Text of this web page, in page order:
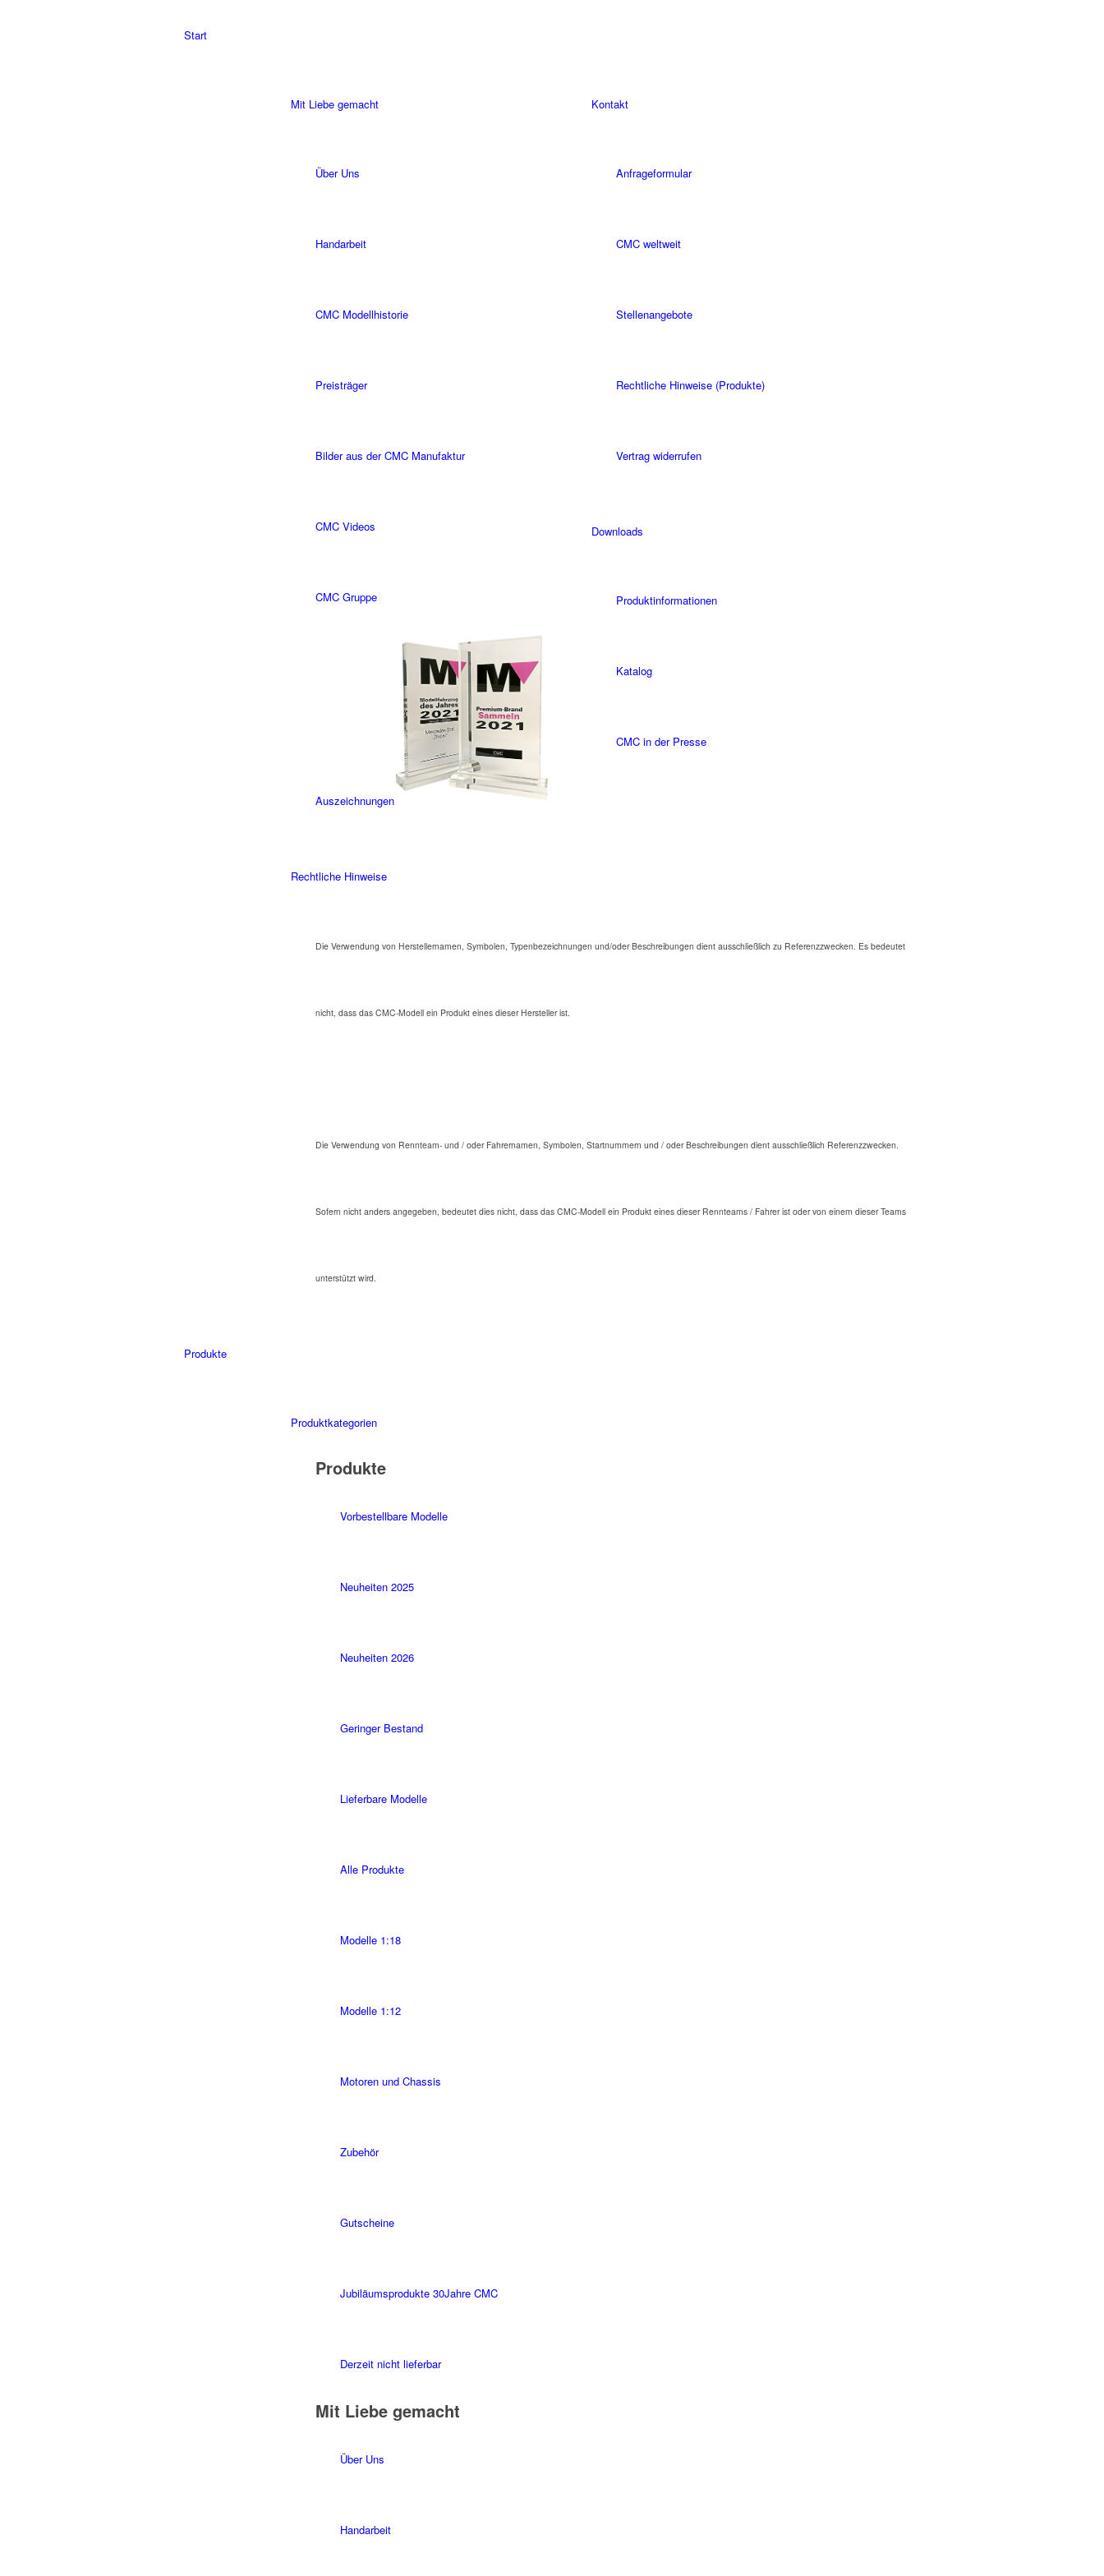
Start
Mit Liebe gemacht
Über Uns
Handarbeit
CMC Modellhistorie
Preisträger
Bilder aus der CMC Manufaktur
CMC Videos
CMC Gruppe
Auszeichnungen
Kontakt
Anfrageformular
CMC weltweit
Stellenangebote
Rechtliche Hinweise (Produkte)
Vertrag widerrufen
Downloads
Produktinformationen
Katalog
CMC in der Presse
Rechtliche Hinweise
Die Verwendung von Herstellernamen, Symbolen, Typenbezeichnungen und/oder Beschreibungen dient ausschließlich zu Referenzzwecken. Es bedeutet
nicht, dass das CMC-Modell ein Produkt eines dieser Hersteller ist.
Die Verwendung von Rennteam- und / oder Fahrernamen, Symbolen, Startnummern und / oder Beschreibungen dient ausschließlich Referenzzwecken.
Sofern nicht anders angegeben, bedeutet dies nicht, dass das CMC-Modell ein Produkt eines dieser Rennteams / Fahrer ist oder von einem dieser Teams
unterstützt wird.
Produkte
Produktkategorien
Produkte
Vorbestellbare Modelle
Neuheiten 2025
Neuheiten 2026
Geringer Bestand
Lieferbare Modelle
Alle Produkte
Modelle 1:18
Modelle 1:12
Motoren und Chassis
Zubehör
Gutscheine
Jubiläumsprodukte 30Jahre CMC
Derzeit nicht lieferbar
Mit Liebe gemacht
Über Uns
Handarbeit